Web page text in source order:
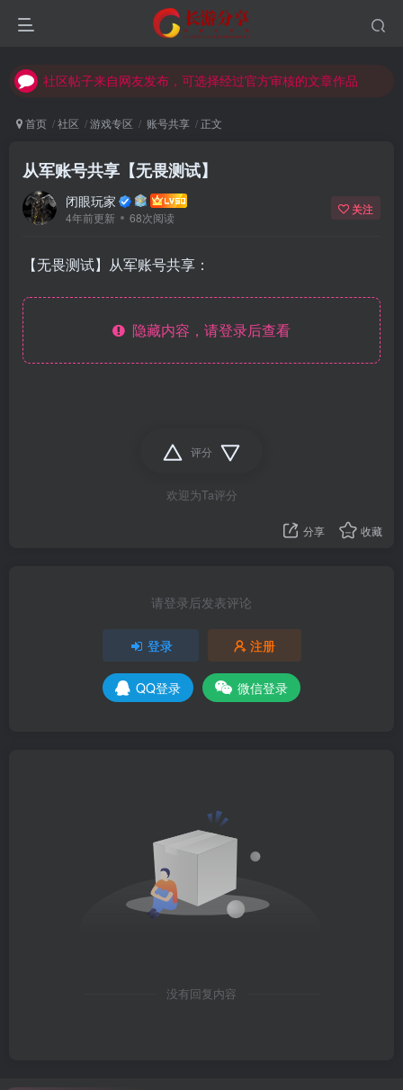
社区帖子来自网友发布，可选择经过官方审核的文章作品
社区帖子来自网友发布，可选择经过官方审核的文章作品
首页 社区 游戏专区 账号共享 正文
从军账号共享【无畏测试】
闭眼玩家
4年前更新 68次阅读
关注
【无畏测试】从军账号共享：
隐藏内容，请登录后查看
评分
欢迎为Ta评分
分享 收藏
请登录后发表评论
登录 注册
QQ登录 微信登录
没有回复内容